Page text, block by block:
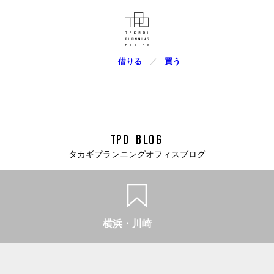
借りる 買う
TPO BLOG
タカギプランニングオフィスブログ
横浜・川崎